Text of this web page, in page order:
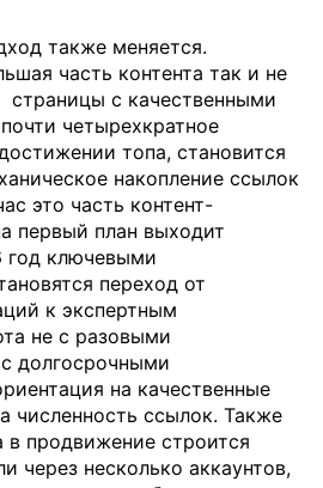
также меняется.
часть контента так и не
страницы с качественными
четырехкратное
топа, становится
накопление ссылок
это часть контент-
первый план выходит
год ключевыми
переход от
к экспертным
не с разовыми
долгосрочными
на качественные
численность ссылок. Также
в продвижение строится
через несколько аккаунтов,